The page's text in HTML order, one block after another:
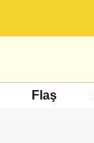
Flaş